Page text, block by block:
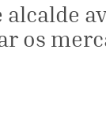
alcalde
os